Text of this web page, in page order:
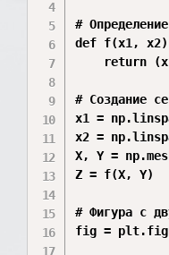
#
def f(x1,
return
# Создание
x1 =
x2 =
X, Y =
Z = f(X, Y)
# Фигура с
fig =